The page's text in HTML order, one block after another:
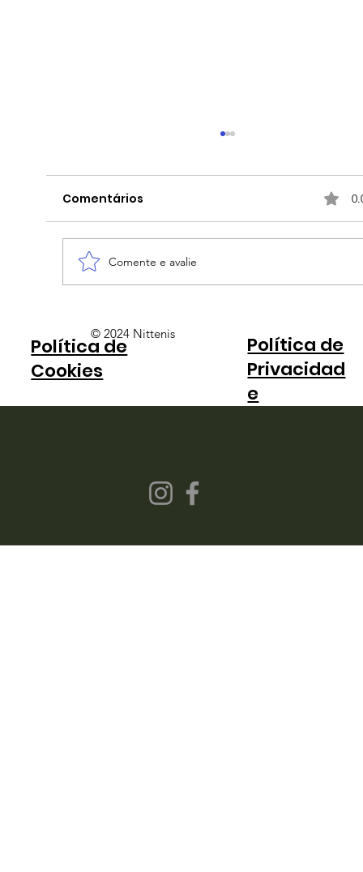
Bia Haddad anuncia pausa na
carreira e encerra a temporada
Comentários
Comente e avalie
© 2024 Nittenis
Política de
Privacidad
e
Política de
Cookies